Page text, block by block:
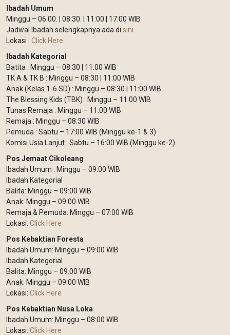
Ibadah Umum
Minggu – 06.00. | 08:30. | 11:00 | 17:00 WIB
Jadwal Ibadah selengkapnya ada di sini
Lokasi : Click Here
Ibadah Kategorial
Batita : Minggu – 08:30 | 11:00 WIB
TK A & TK B : Minggu – 08:30 | 11:00 WIB
Anak (Kelas 1-6 SD) : Minggu – 08:30 | 11:00 WIB
The Blessing Kids (TBK) : Minggu – 11:00 WIB
Tunas Remaja : Minggu – 11:00 WIB
Remaja : Minggu – 08:30 WIB
Pemuda : Sabtu – 17:00 WIB (Minggu ke-1 & 3)
Komisi Usia Lanjut : Sabtu – 16:00 WIB (Minggu ke-2)
Pos Jemaat Cikoleang
Ibadah Umum : Minggu – 09:00 WIB
Ibadah Kategorial
Balita: Minggu – 09:00 WIB
Anak: Minggu – 09:00 WIB
Remaja & Pemuda: Minggu – 07:00 WIB
Lokasi: Click Here
Pos Kebaktian Foresta
Ibadah Umum: Minggu – 09:00 WIB
Ibadah Kategorial
Balita: Minggu – 09:00 WIB
Anak: Minggu – 09:00 WIB
Lokasi: Click Here
Pos Kebaktian Nusa Loka
Ibadah Umum: Minggu – 08:00 WIB
Lokasi: Click Here